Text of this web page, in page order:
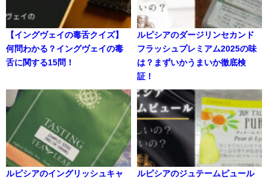
【イングヴェイの毒舌クイズ】
何問わかる？イングヴェイの毒
舌に関する15問！
ルピシアのダージリンセカンド
フラッシュプレミアム2025の味
は？まずいかうまいか徹底検
証！
ルピシアのイングリッシュキャ
ルピシアのジュテームピュール